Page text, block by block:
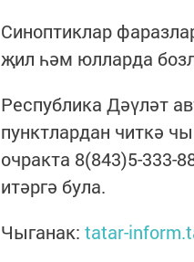
Синоптиклар
җил һәм юлларда
Республика Дәүләт
пунктлардан читкә
очракта 8(843)5-333-
итәргә була.
Чыганак: tatar-